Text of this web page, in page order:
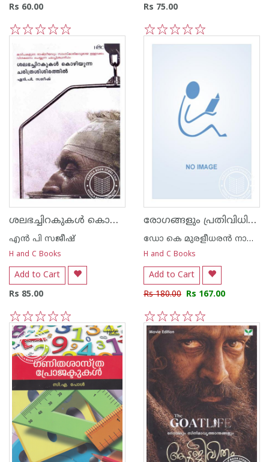
Rs 60.00 Rs 75.00
ശലഭച്ചിറകുകള്‍ കൊഴിയുന്ന ചരിത്രശിശിരത്തില്‍
എന്‍ പി സജീഷ്‌
H and C Books
Add to Cart
Rs 85.00
5
4
3
2
1
രോഗങ്ങളും പ്രതിവിധികളും
ഡോ കെ മുരളീധരന്‍ നായര്‍ വെള്ളയമ്പലം
H and C Books
Add to Cart
Rs 180.00 Rs 167.00
5
4
3
2
1